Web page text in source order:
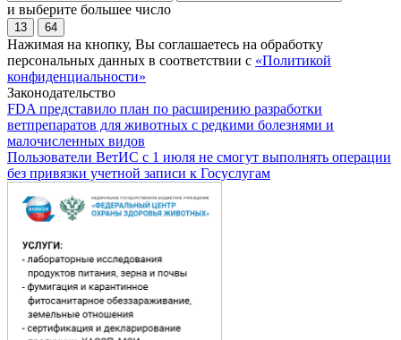
и выберите большее число
13 64
Нажимая на кнопку, Вы соглашаетесь на обработку
персональных данных в соответствии с «Политикой
конфиденциальности»
Законодательство
FDA представило план по расширению разработки
ветпрепаратов для животных с редкими болезнями и
малочисленных видов
Пользователи ВетИС с 1 июля не смогут выполнять операции
без привязки учетной записи к Госуслугам